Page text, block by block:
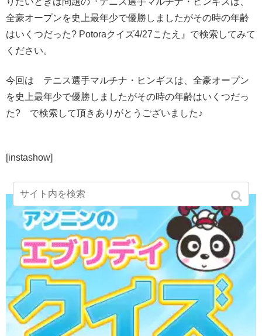
全豪オープンを史上最年少で優勝しましたがその時の年齢
はいくつだった? Potoraクイズ4/27こたえ』で検索してみて
ください。
今回は テニス選手マルチナ・ヒンギスは、全豪オープン
を史上最年少で優勝しましたがその時の年齢はいくつだっ
た? で検索して頂きありがとうございました♪
[instashow]